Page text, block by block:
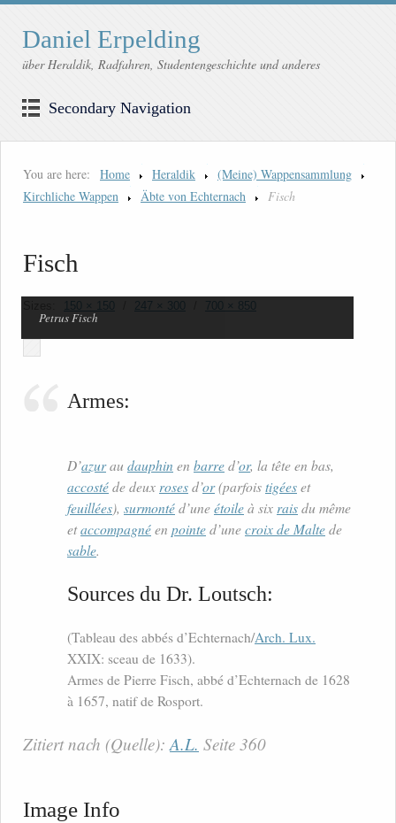
Daniel Erpelding
über Heraldik, Radfahren, Studentengeschichte und anderes
Secondary Navigation
You are here: Home Heraldik
(Meine) Wappensammlung
Kirchliche Wappen
Äbte von Echternach Fisch
Fisch
150 × 150 247 × 300 700 × 850
Petrus Fisch
Armes:
D’azurau dauphin en barred’or, la tête en bas,
accostéde deuxrosesd’or(parfoistigéeset
feuillées), surmontéd’uneétoileà sixraisdu même
etaccompagnéen pointed’unecroix de Maltede
sable.
Sources du Dr. Loutsch:
(Tableau des abbés d’Echternach/Arch. Lux.
XXIX: sceau de 1633).
Armes de Pierre Fisch, abbé d’Echternach de 1628
à 1657, natif de Rosport.
Zitiert nach (Quelle):A.L. Seite 360
Image Info